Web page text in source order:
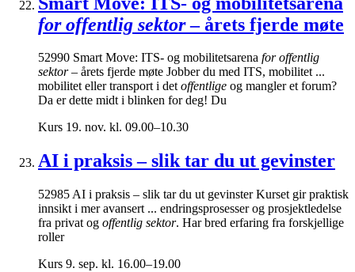
for offentlig sektor– årets fjerde møte
52990 Smart Move: ITS- og mobilitetsarena for offentlig
sektor– årets fjerde møte Jobber du med ITS, mobilitet ...
mobilitet eller transport i detoffentlige og mangler et forum?
Da er dette midt i blinken for deg! Du
Kurs 19. nov. kl. 09.00–10.30
AI i praksis – slik tar du ut gevinster
52985 AI i praksis – slik tar du ut gevinster Kurset gir praktisk
innsikt i mer avansert ... endringsprosesser og prosjektledelse
fra privat og offentlig sektor. Har bred erfaring fra forskjellige
roller
Kurs 9. sep. kl. 16.00–19.00